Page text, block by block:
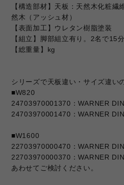
【構造部材】天板：天然木化粧
然木（アッシュ材）
【表面加工】ウレタン樹脂塗装
【組立】脚部組立有り。2名で15
【総重量】kg
シリーズで天板違い・サイズ違い
■W820
24703970001370：WARNER
24703970001470：WARNER
■W1600
22703970000470：WARNER
22703970000370：WARNER
あわせてご検討ください。